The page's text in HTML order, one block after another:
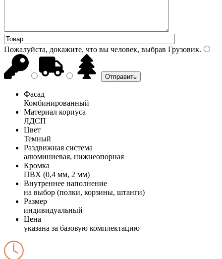
Пожалуйста, докажите, что вы человек, выбрав Грузовик.
Фасад
Комбинированный
Материал корпуса
ЛДСП
Цвет
Темный
Раздвижная система
алюминиевая, нижнеопорная
Кромка
ПВХ (0,4 мм, 2 мм)
Внутреннее наполнение
на выбор (полки, корзины, штанги)
Размер
индивидуальный
Цена
указана за базовую комплектацию